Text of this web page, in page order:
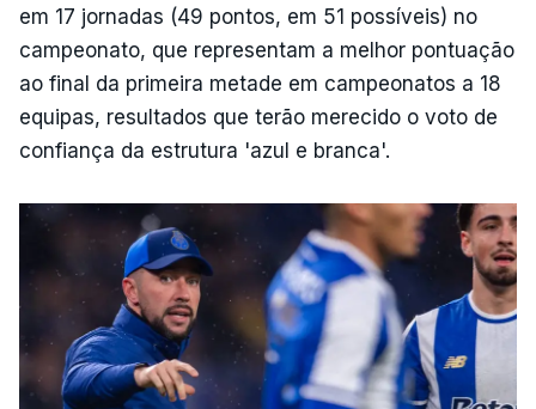
em 17 jornadas (49 pontos, em 51 possíveis) no
campeonato, que representam a melhor pontuação
ao final da primeira metade em campeonatos a 18
equipas, resultados que terão merecido o voto de
confiança da estrutura 'azul e branca'.